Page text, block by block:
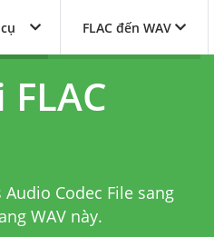
FLAC đến WAV
Codec File sang
WAVnày.